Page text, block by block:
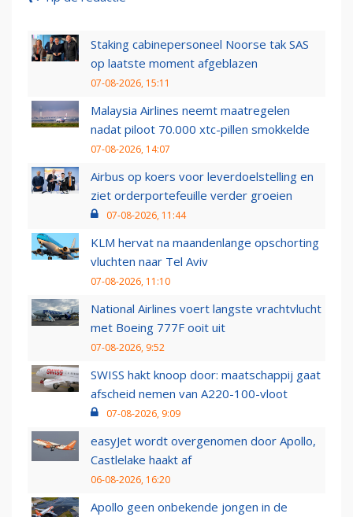
Staking cabinepersoneel Noorse tak SAS
op laatste moment afgeblazen
07-08-2026, 15:11
Malaysia Airlines neemt maatregelen
nadat piloot 70.000 xtc-pillen smokkelde
07-08-2026, 14:07
Airbus op koers voor leverdoelstelling en
ziet orderportefeuille verder groeien
07-08-2026, 11:44
KLM hervat na maandenlange opschorting
vluchten naar Tel Aviv
07-08-2026, 11:10
National Airlines voert langste vrachtvlucht
met Boeing 777F ooit uit
07-08-2026, 9:52
SWISS hakt knoop door: maatschappij gaat
afscheid nemen van A220-100-vloot
07-08-2026, 9:09
easyJet wordt overgenomen door Apollo,
Castlelake haakt af
06-08-2026, 16:20
Apollo geen onbekende jongen in de